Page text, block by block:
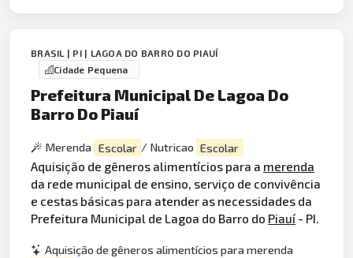
BRASIL | PI | LAGOA DO BARRO DO PIAUÍ
Cidade Pequena
Prefeitura Municipal De Lagoa Do
Barro Do Piauí
Merenda Escolar / Nutricao Escolar
Aquisição de gêneros alimentícios para a merenda
da rede municipal de ensino, serviço de convivência
e cestas básicas para atender as necessidades da
Prefeitura Municipal de Lagoa do Barro do Piauí - PI.
Aquisição de gêneros alimentícios para merenda